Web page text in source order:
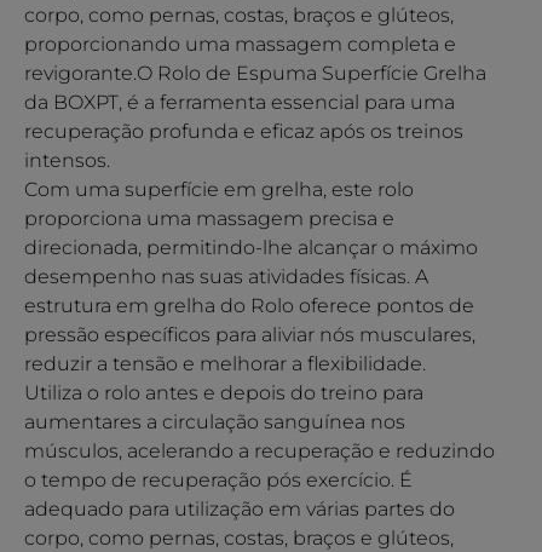
corpo, como pernas, costas, braços e glúteos,
proporcionando uma massagem completa e
revigorante.O Rolo de Espuma Superfície Grelha
da BOXPT, é a ferramenta essencial para uma
recuperação profunda e eficaz após os treinos
intensos.
Com uma superfície em grelha, este rolo
proporciona uma massagem precisa e
direcionada, permitindo-lhe alcançar o máximo
desempenho nas suas atividades físicas. A
estrutura em grelha do Rolo oferece pontos de
pressão específicos para aliviar nós musculares,
reduzir a tensão e melhorar a flexibilidade.
Utiliza o rolo antes e depois do treino para
aumentares a circulação sanguínea nos
músculos, acelerando a recuperação e reduzindo
o tempo de recuperação pós exercício. É
adequado para utilização em várias partes do
corpo, como pernas, costas, braços e glúteos,